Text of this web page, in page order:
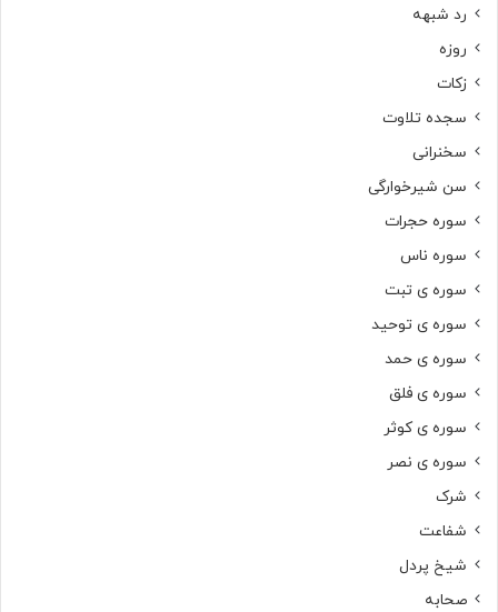
رد شبهه
روزه
زکات
سجده تلاوت
سخنرانی
سن شیرخوارگی
سوره حجرات
سوره ناس
سوره ی تبت
سوره ی توحید
سوره ی حمد
سوره ی فلق
سوره ی کوثر
سوره ی نصر
شرک
شفاعت
شیخ پردل
صحابه